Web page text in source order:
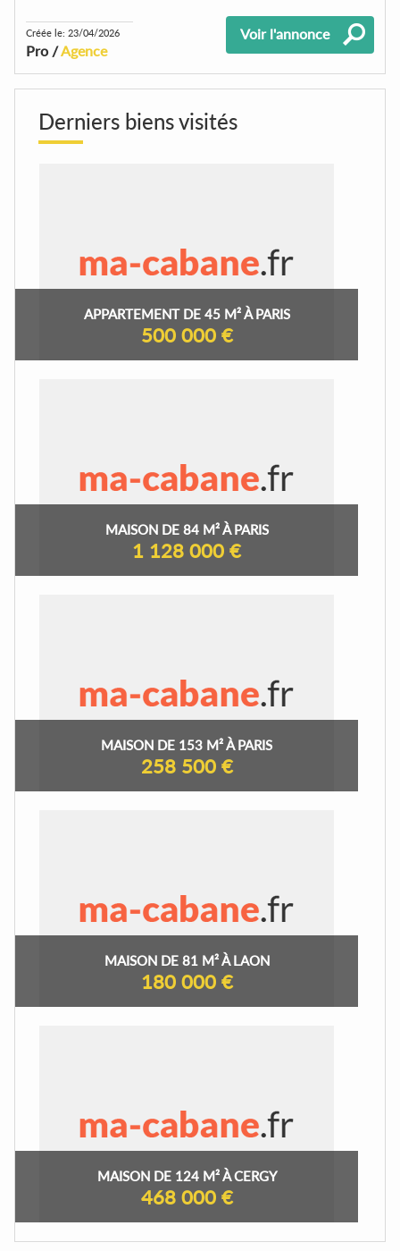
Créée le: 23/04/2026
Pro /Agence
Voir l'annonce
Derniers biens visités
APPARTEMENT DE 45 M² À PARIS
500 000 €
MAISON DE 84 M² À PARIS
1 128 000 €
MAISON DE 153 M² À PARIS
258 500 €
MAISON DE 81 M² À LAON
180 000 €
MAISON DE 124 M² À CERGY
468 000 €